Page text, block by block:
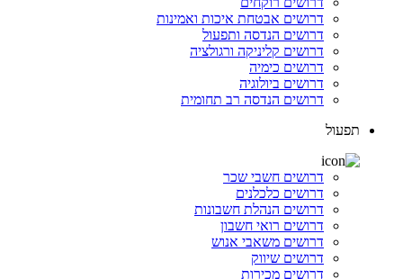
דרושים אבטחת איכות ואמינות
דרושים הנדסה ותפעול
דרושים קליניקה ורגולציה
דרושים כימיה
דרושים ביולוגיה
דרושים הנדסה רב תחומית
תפעול
דרושים חשבי שכר
דרושים כלכלנים
דרושים הנהלת חשבונות
דרושים רואי חשבון
דרושים משאבי אנוש
דרושים שיווק
דרושים מכירות